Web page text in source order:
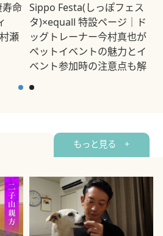
命
瀬
Sippo Festa(しっぽフェス
タ)×equall 特設ページ｜ド
ッグトレーナー今村真也が
ペットイベントの魅力とイ
ベント参加時の注意点も解
2026年5月12日
もっと見る +